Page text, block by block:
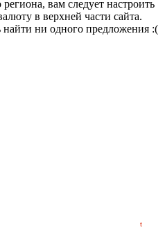
вам следует настроить
в верхней части сайта.
ни одного предложения :(
t